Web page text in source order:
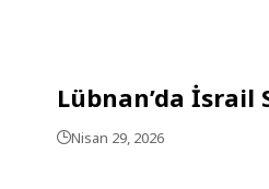
Lübnan’da İsrail
Nisan 29, 2026